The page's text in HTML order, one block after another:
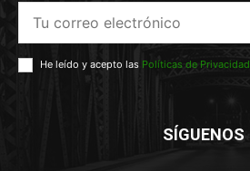
He leído y acepto las Políticas de Privacidad
SÍGUENOS